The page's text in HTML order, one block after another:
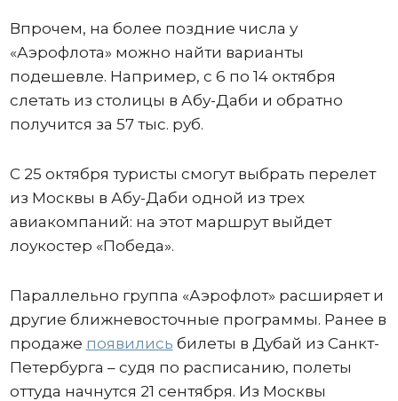
Впрочем, на более поздние числа у
«Аэрофлота» можно найти варианты
подешевле. Например, с 6 по 14 октября
слетать из столицы в Абу-Даби и обратно
получится за 57 тыс. руб.
С 25 октября туристы смогут выбрать перелет
из Москвы в Абу-Даби одной из трех
авиакомпаний: на этот маршрут выйдет
лоукостер «Победа».
Параллельно группа «Аэрофлот» расширяет и
другие ближневосточные программы. Ранее в
продаже появились билеты в Дубай из Санкт-
Петербурга – судя по расписанию, полеты
оттуда начнутся 21 сентября. Из Москвы